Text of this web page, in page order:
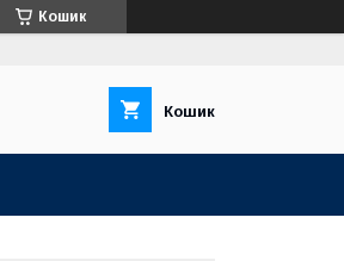
Кошик
Кошик